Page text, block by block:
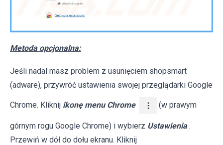
Metoda opcjonalna:
Jeśli nadal masz problem z usunięciem shopsmart
(adware), przywróć ustawienia swojej przeglądarki Google
Chrome. Kliknij ikonę menu Chrome (w prawym
górnym rogu Google Chrome) i wybierz Ustawienia .
Przewiń w dół do dołu ekranu. Kliknij